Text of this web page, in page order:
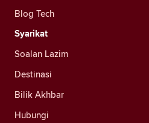
Blog Tech
Syarikat
Soalan Lazim
Destinasi
Bilik Akhbar
Hubungi